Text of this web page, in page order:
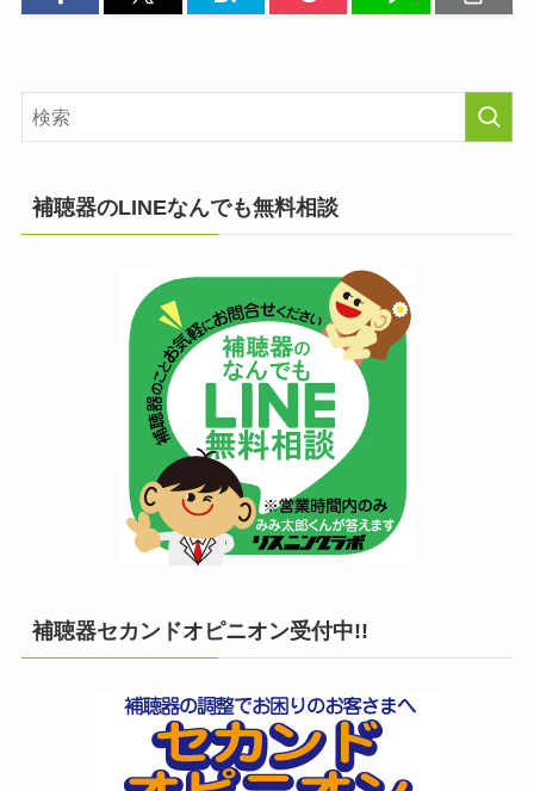
補聴器のLINEなんでも無料相談
補聴器セカンドオピニオン受付中!!